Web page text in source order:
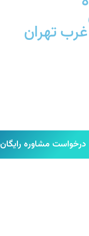
تهران
درخواست مشاوره رایگان